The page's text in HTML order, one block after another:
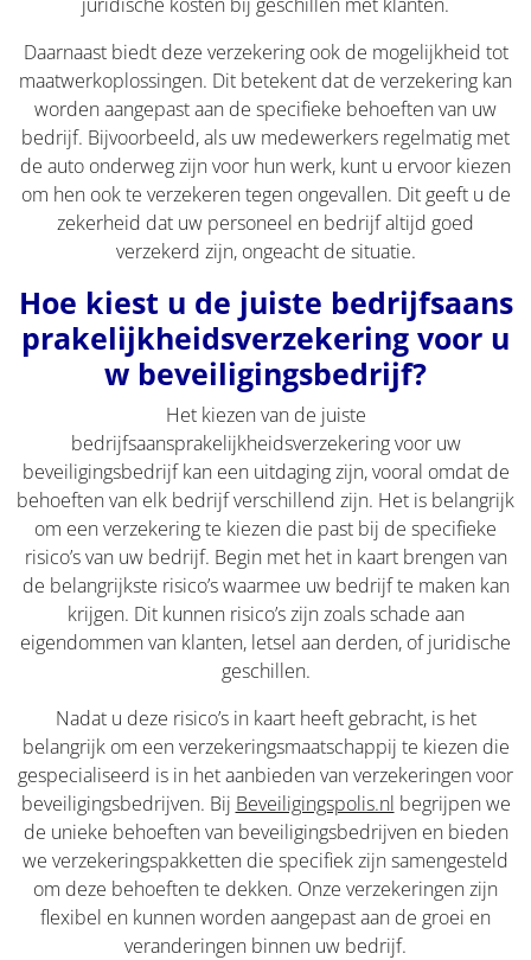
Daarnaast biedt deze verzekering ook de mogelijkheid tot
maatwerkoplossingen. Dit betekent dat de verzekering kan
worden aangepast aan de specifieke behoeften van uw
bedrijf. Bijvoorbeeld, als uw medewerkers regelmatig met
de auto onderweg zijn voor hun werk, kunt u ervoor kiezen
om hen ook te verzekeren tegen ongevallen. Dit geeft u de
zekerheid dat uw personeel en bedrijf altijd goed
verzekerd zijn, ongeacht de situatie.
Hoe kiest u de juiste bedrijfsaans
prakelijkheidsverzekering voor u
w beveiligingsbedrijf?
Het kiezen van de juiste
bedrijfsaansprakelijkheidsverzekering voor uw
beveiligingsbedrijf kan een uitdaging zijn, vooral omdat de
behoeften van elk bedrijf verschillend zijn. Het is belangrijk
om een verzekering te kiezen die past bij de specifieke
risico’s van uw bedrijf. Begin met het in kaart brengen van
de belangrijkste risico’s waarmee uw bedrijf te maken kan
krijgen. Dit kunnen risico’s zijn zoals schade aan
eigendommen van klanten, letsel aan derden, of juridische
geschillen.
Nadat u deze risico’s in kaart heeft gebracht, is het
belangrijk om een verzekeringsmaatschappij te kiezen die
gespecialiseerd is in het aanbieden van verzekeringen voor
beveiligingsbedrijven. Bij Beveiligingspolis.nl begrijpen we
de unieke behoeften van beveiligingsbedrijven en bieden
we verzekeringspakketten die specifiek zijn samengesteld
om deze behoeften te dekken. Onze verzekeringen zijn
flexibel en kunnen worden aangepast aan de groei en
veranderingen binnen uw bedrijf.